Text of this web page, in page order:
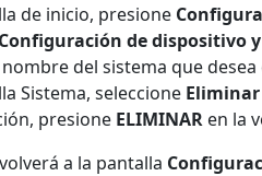
de inicio, presione
Configuración de dispositivo
del sistema que desea
Sistema, seleccione
presione ELIMINAR en la
a la pantalla